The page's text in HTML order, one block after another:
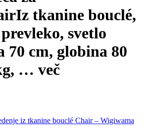
Iz tkanine bouclé,
svetlo
70 cm, globina 80
, … več
iz tkanine bouclé Chair – Wigiwama